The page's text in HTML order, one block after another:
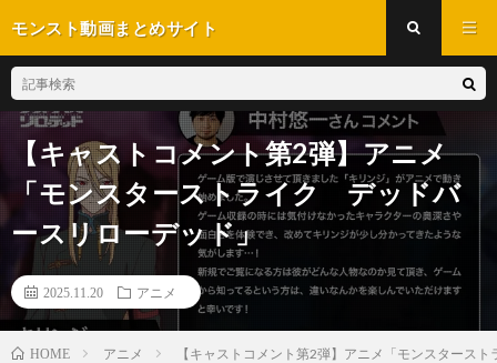
モンスト動画まとめサイト
【キャストコメント第2弾】アニメ
「モンスターストライク デッドバ
ースリローデッド」
2025.11.20 アニメ
HOME アニメ 【キャストコメント第2弾】アニメ「モンスタース